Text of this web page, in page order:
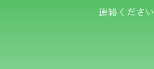
連絡ください